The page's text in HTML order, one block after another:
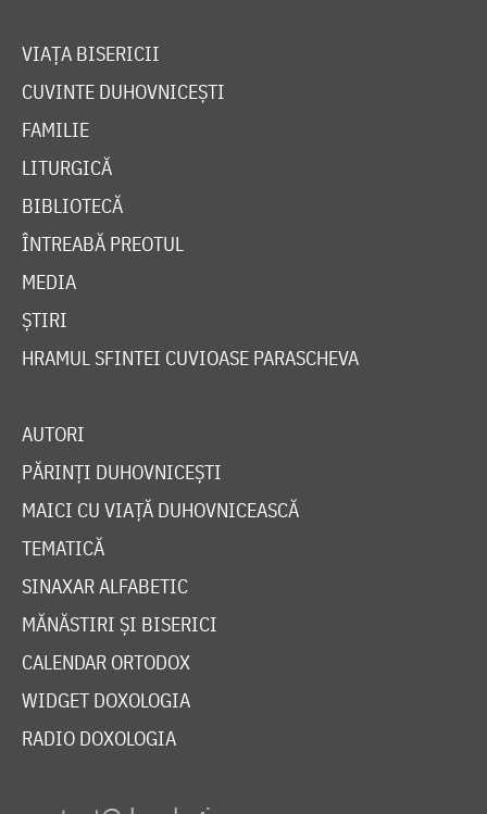
VIAȚA BISERICII
CUVINTE DUHOVNICEȘTI
FAMILIE
LITURGICĂ
BIBLIOTECĂ
ÎNTREABĂ PREOTUL
MEDIA
ȘTIRI
HRAMUL SFINTEI CUVIOASE PARASCHEVA
AUTORI
PĂRINȚI DUHOVNICEȘTI
MAICI CU VIAȚĂ DUHOVNICEASCĂ
TEMATICĂ
SINAXAR ALFABETIC
MĂNĂSTIRI ȘI BISERICI
CALENDAR ORTODOX
WIDGET DOXOLOGIA
RADIO DOXOLOGIA